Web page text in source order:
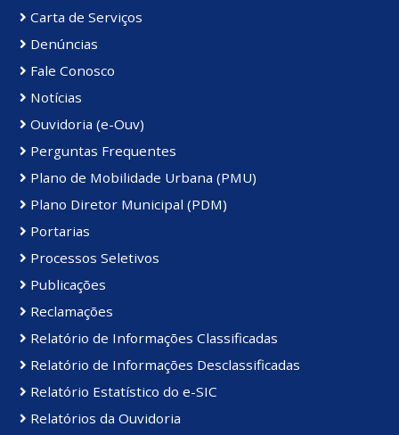
Carta de Serviços
Denúncias
Fale Conosco
Notícias
Ouvidoria (e-Ouv)
Perguntas Frequentes
Plano de Mobilidade Urbana (PMU)
Plano Diretor Municipal (PDM)
Portarias
Processos Seletivos
Publicações
Reclamações
Relatório de Informações Classificadas
Relatório de Informações Desclassificadas
Relatório Estatístico do e-SIC
Relatórios da Ouvidoria